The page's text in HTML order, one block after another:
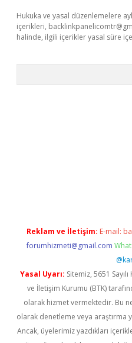
Hukuka ve yasal düzenlemelere
içerikleri,
halinde, ilgili içerikler yasal süre
Reklam ve İletişim: E-mail:
forumhizmeti@gmail.com
Yasal Uyarı: Sitemiz, 5651
ve İletişim Kurumu (BTK)
olarak hizmet vermektedir. Bu
olarak denetleme veya araştırma
Ancak, üyelerimiz yazdıkları